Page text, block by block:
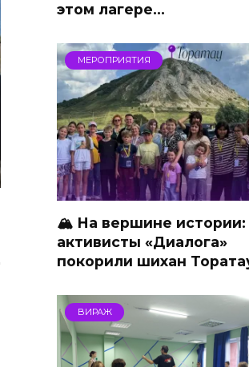
этом лагере…
МЕРОПРИЯТИЯ
🏔 На вершине истории:
активисты «Диалога»
покорили шихан
ВИРАЖ